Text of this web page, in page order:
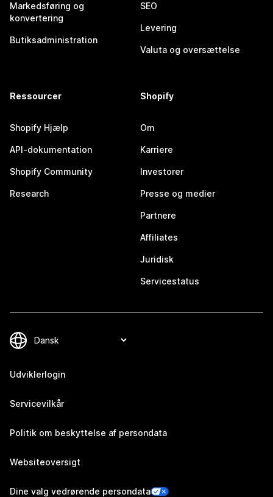
Markedsføring og
konvertering
Butiksadministration
SEO
Levering
Valuta og oversættelse
Ressourcer
Shopify Hjælp
API-dokumentation
Shopify Community
Research
Shopify
Om
Karriere
Investorer
Presse og medier
Partnere
Affiliates
Juridisk
Servicestatus
Udviklerlogin
Servicevilkår
Politik om beskyttelse af persondata
Websiteoversigt
Dine valg vedrørende persondata